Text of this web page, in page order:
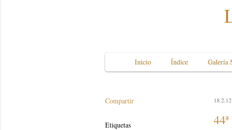
Inicio Índice Galería
Compartir
Etiquetas
18.2.12